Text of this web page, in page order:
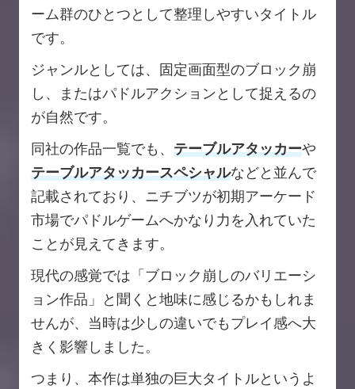
ーム群のひとつとして整理しやすいタイトル
です。
ジャンルとしては、固定画面型のブロック崩
し、またはパドルアクションとして捉えるの
が自然です。
同社の作品一覧でも、 テーブルアタッカーや
テーブルアタッカースペシャルなどと並んで
記載されており、ニチブツが初期アーケード
市場でパドルゲームへかなり力を入れていた
ことが見えてきます。
現代の感覚では「ブロック崩しのバリエーシ
ョン作品」と聞くと地味に感じるかもしれま
せんが、当時は少しの違いでもプレイ感へ大
きく影響しました。
つまり、本作は単独の巨大タイトルというよ